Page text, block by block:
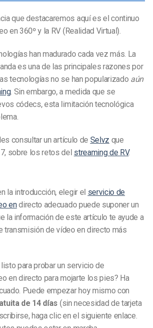
que destacaremos aquí es el continuo
en 360º y la RV (Realidad Virtual).
han madurado cada vez más. La
es una de las principales razones por
tecnologías no se han popularizado aún
. Sin embargo, a medida que se
códecs, esta limitación tecnológica
consultar un artículo de Selvz que
sobre los retos del streaming de RV.
la introducción, elegir el servicio de
endirecto adecuado puede suponer un
la información de este artículo te ayude a
transmisión de vídeo en directo más
para probar un servicio de
en directo para mojarte los pies? Ha
Puede empezar hoy mismo con
de 14 días (sin necesidad de tarjeta
haga clic en el siguiente enlace.